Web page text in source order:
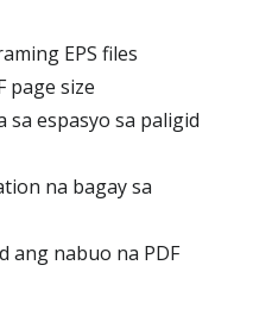
EPS files
page size
espasyo sa paligid
na bagay sa
ang nabuo na PDF